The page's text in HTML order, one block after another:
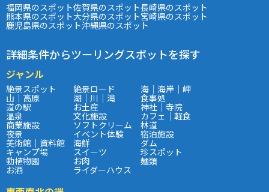
福岡県のスポット佐賀県のスポット長崎県のスポット
熊本県のスポット大分県のスポット宮崎県のスポット
鹿児島県のスポット沖縄県のスポット
詳細条件からツーリングスポットを探す
ジャンル
絶景スポット 絶景ロード 海｜海岸｜岬
山｜高原 湖｜川｜滝 食事処
道の駅 お土産 神社｜寺院
温泉 文化施設 カフェ｜軽食
商業施設 ソフトクリーム 林道
夜景 イベント体験 宿泊施設
美術館｜資料館 海鮮 ダム
キャンプ場 スイーツ 珍スポット
動植物園 お肉 麺類
お酒 ライダーハウス